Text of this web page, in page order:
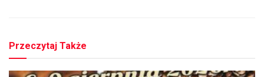
Przeczytaj Także